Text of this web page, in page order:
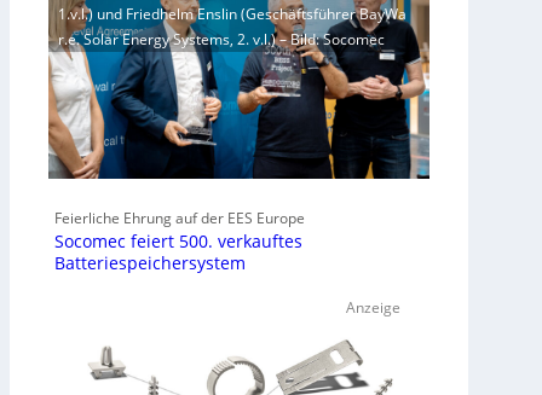
1.v.l.) und Friedhelm Enslin (Geschäftsführer BayWa
r.e. Solar Energy Systems, 2. v.l.) – Bild: Socomec
Feierliche Ehrung auf der EES Europe
Socomec feiert 500. verkauftes
Batteriespeichersystem
Anzeige